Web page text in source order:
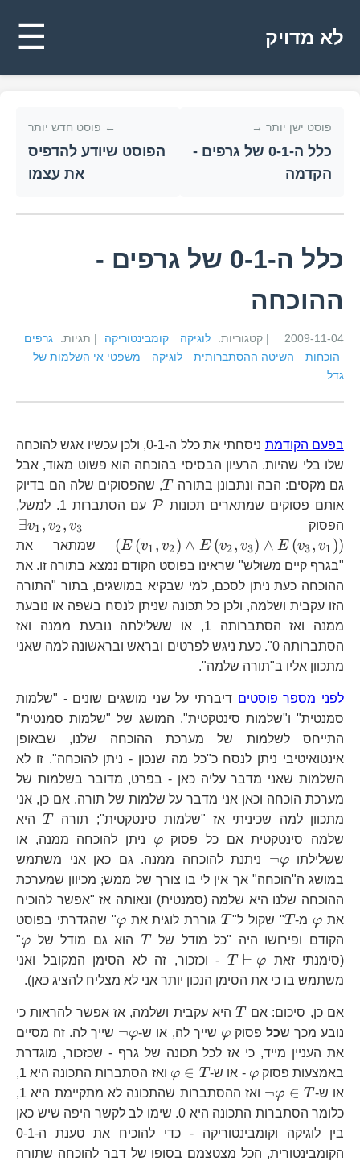
לא מדויק ☰
פוסט ישן יותר →
כלל ה-0-1 של גרפים -
הקדמה
← פוסט חדש יותר
הפוסט שיודע להדפיס
את עצמו
כלל ה-0-1 של גרפים -
ההוכחה
2009-11-04 | קטגוריות: לוגיקה קומבינטוריקה | תגיות:
גרפים
הוכחות
השיטה ההסתברותית לוגיקה
משפטי אי השלמות של
גדל
בפעם הקודמת
ניסחתי את כלל ה-0-1, ולכן עכשיו אגש להוכחה
שלו בלי שהיות. הרעיון הבסיסי בהוכחה הוא פשוט מאוד, אבל
גם מקסים: הבה ונתבונן בתורה
T
T, שהפסוקים שלה הם בדיוק
אותם פסוקים שמתארים תכונות
\mathcal{P}
P
עם הסתברות 1. למשל,
הפסוק
∃v1 , v2, v3
(E (v1 , v2) ∧ E (v2, v3) ∧ E (v3, v1 ))
שמתאר את
"בגרף קיים משולש" שראינו בפוסט הקודם נמצא בתורה זו. את
ההוכחה כעת ניתן לסכם, למי שבקיא במושגים, בתור "התורה
הזו עקבית ושלמה, ולכן כל תכונה שניתן לנסח בשפה או נובעת
ממנה ואז הסתברותה 1, או ששלילתה נובעת ממנה ואז
הסתברותה 0". כעת ניגש לפרטים ובראש ובראשונה למה שאני
מתכוון אליו ב"תורה שלמה".
לפני מספר פוסטים דיברתי על שני מושגים שונים - "שלמות
סמנטית" ו"שלמות סינטקטית". המושג של "שלמות סמנטית"
התייחס לשלמות של מערכת ההוכחה שלנו, שבאופן
אינטואיטיבי ניתן לנסח כ"כל מה שנכון - ניתן להוכחה". זו לא
השלמות שאני מדבר עליה כאן - בפרט, מדובר בשלמות של
מערכת הוכחה וכאן אני מדבר על שלמות של תורה. אם כן, אני
מתכוון למה שכיניתי אז "שלמות סינטקטית"; תורה
T
Tהיא
שלמה סינטקטית אם כל פסוק
\varphi
φ ניתן להוכחה ממנה, או
ששלילתו
\neg\varphi ¬φ
ניתנת להוכחה ממנה. גם כאן אני משתמש
במושג ה"הוכחה" אך אין לי בו צורך של ממש; מכיוון שמערכת
ההוכחה שלנו היא שלמה (סמנטית) ונאותה אז "אפשר להוכיח
את
\varphi φ מ- T T" שקול ל" T Tגוררת לוגית את \varphi
φ" שהגדרתי בפוסט
הקודם ופירושו היה "כל מודל של
T
T הוא גם מודל של φ
"
(סימנתי זאת
T\vdash\varphi
T ⊢ φ
- וכזכור, זה לא הסימן המקובל ואני
משתמש בו כי את הסימן הנכון יותר אני לא מצליח להציג כאן).
אם כן, סיכום: אם T Tהיא עקבית ושלמה, אז אפשר להראות כי
נובע מכך שכל פסוק \varphi φ שייך לה, או ש- \neg\varphi
¬φ
שייך לה. זה מסיים
את העניין מייד, כי אז לכל תכונה של גרף - שכזכור, מוגדרת
באמצעות פסוק
\varphi φ - או ש-
\varphi\in
T
φ ∈ T
ואז הסתברות התכונה היא 1,
או ש-
\neg\varphi\in
T
¬φ ∈ T
ואז ההסתברות שהתכונה לא מתקיימת היא 1,
כלומר הסתברות התכונה היא 0. שימו לב לקשר היפה שיש כאן
בין לוגיקה וקומבינטוריקה - כדי להוכיח את טענת ה-0-1
הקומבינטורית, הכל מצטצמם בסופו של דבר להוכחה שתורה